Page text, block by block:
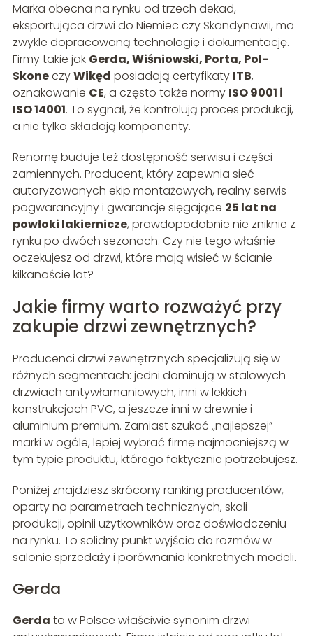
Marka obecna na rynku od trzech dekad,
eksportująca drzwi do Niemiec czy Skandynawii, ma
zwykle dopracowaną technologię i dokumentację.
Firmy takie jak Gerda, Wiśniowski, Porta, Pol-
SkoneczyWikęd posiadają certyfikaty ITB,
oznakowanie CE, a często także normy ISO 9001 i
ISO 14001. To sygnał, że kontrolują proces produkcji,
a nie tylko składają komponenty.
Renomę buduje też dostępność serwisu i części
zamiennych. Producent, który zapewnia sieć
autoryzowanych ekip montażowych, realny serwis
pogwarancyjny i gwarancje sięgające 25 lat na
powłoki lakiernicze, prawdopodobnie nie zniknie z
rynku po dwóch sezonach. Czy nie tego właśnie
oczekujesz od drzwi, które mają wisieć w ścianie
kilkanaście lat?
Jakie firmy warto rozważyć przy
zakupie drzwi zewnętrznych?
Producenci drzwi zewnętrznych specjalizują się w
różnych segmentach: jedni dominują w stalowych
drzwiach antywłamaniowych, inni w lekkich
konstrukcjach PVC, a jeszcze inni w drewnie i
aluminium premium. Zamiast szukać „najlepszej”
marki w ogóle, lepiej wybrać firmę najmocniejszą w
tym typie produktu, którego faktycznie potrzebujesz.
Poniżej znajdziesz skrócony ranking producentów,
oparty na parametrach technicznych, skali
produkcji, opinii użytkowników oraz doświadczeniu
na rynku. To solidny punkt wyjścia do rozmów w
salonie sprzedaży i porównania konkretnych modeli.
Gerda
Gerda to w Polsce właściwie synonim drzwi